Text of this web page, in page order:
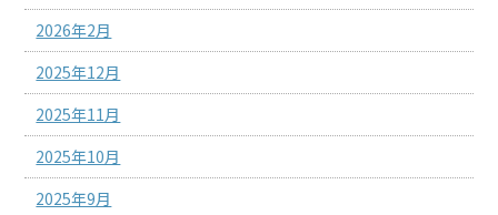
2026年2月
2025年12月
2025年11月
2025年10月
2025年9月